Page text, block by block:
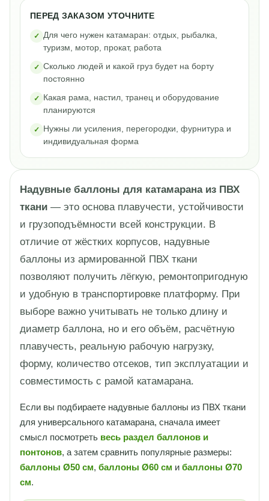
ПЕРЕД ЗАКАЗОМ УТОЧНИТЕ
Для чего нужен катамаран: отдых, рыбалка,
туризм, мотор, прокат, работа
Сколько людей и какой груз будет на борту
постоянно
Какая рама, настил, транец и оборудование
планируются
Нужны ли усиления, перегородки, фурнитура и
индивидуальная форма
Надувные баллоны для катамарана из ПВХ
ткани — это основа плавучести, устойчивости
и грузоподъёмности всей конструкции. В
отличие от жёстких корпусов, надувные
баллоны из армированной ПВХ ткани
позволяют получить лёгкую, ремонтопригодную
и удобную в транспортировке платформу. При
выборе важно учитывать не только длину и
диаметр баллона, но и его объём, расчётную
плавучесть, реальную рабочую нагрузку,
форму, количество отсеков, тип эксплуатации и
совместимость с рамой катамарана.
Если вы подбираете надувные баллоны из ПВХ ткани
для универсального катамарана, сначала имеет
смысл посмотреть весь раздел баллонов и
понтонов, а затем сравнить популярные размеры:
баллоны Ø50 см, баллоны Ø60 см и баллоны Ø70
см.